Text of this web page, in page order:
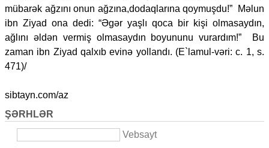
mübarək ağzını onun ağzına,dodaqlarına qoymuşdu!” Məlun
ibn Ziyad ona dedi: “Əgər yaşlı qoca bir kişi olmasaydın,
ağlını əldən vermiş olmasaydın boyununu vurardım!” Bu
zaman ibn Ziyad qalxıb evinə yollandı. (E`lamul-vəri: c. 1, s.
471)/
sibtayn.com/az
ŞƏRHLƏR
Vebsayt